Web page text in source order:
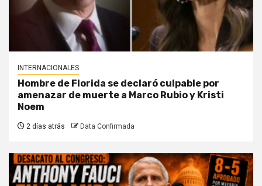
INTERNACIONALES
Hombre de Florida se declaró culpable por
amenazar de muerte a Marco Rubio y Kristi
Noem
2 días atrás Data Confirmada